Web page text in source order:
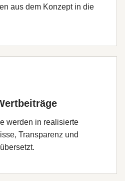
aus dem Konzept in die
werden in realisierte
Transparenz und